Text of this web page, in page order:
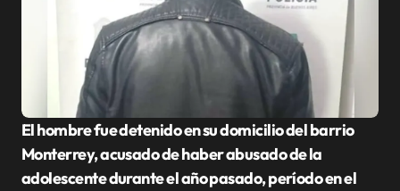
El hombre fue detenido en su domicilio del barrio
Monterrey, acusado de haber abusado de la
adolescente durante el año pasado, período en el